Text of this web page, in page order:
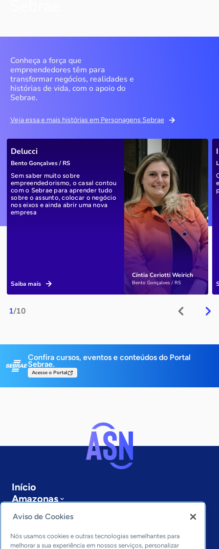
Conheça a força que
empreendedores têm para
transformar negócios, realidades e
histórias de vida, com o apoio do
Sebrae.
Veja essa e mais histórias em Personagens Sebrae
1/10
Cíntia Ceriotti Weirich
Bento Gonçalves / RS
Delucci
Bento Gonçalves / RS
Sem saber muito sobre
empreendedorismo, o casal contou
com o Sebrae para aprender tudo
sobre o assunto, colocar o negócio
nos eixos e ainda abrir uma nova
empresa
Saiba mais
Confira cursos, eventos e conteúdos do Portal
Sebrae.
Acesse o Portal
Início
Amazonas
Sobre a ASN
Últimas notícias
Entre em contato
Editorias
Aviso de Cookies
Nós usamos cookies e outras tecnologias semelhantes para
melhorar a sua experiência em nossos serviços, personalizar